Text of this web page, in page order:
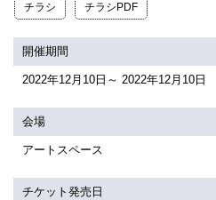
サービス
座席表
プラットニュース
チラシ チラシPDF
開催期間
2022年12月10日～ 2022年12月10日
会場
アートスペース
チケット発売日
サポート
関連団体・施設